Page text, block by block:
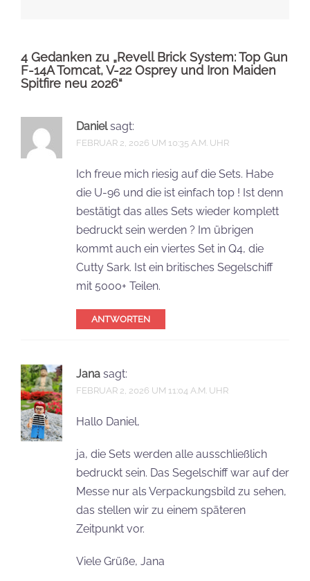
4 Gedanken zu „Revell Brick System: Top Gun
F-14A Tomcat, V-22 Osprey und Iron Maiden
Spitfire neu 2026“
Daniel sagt:
FEBRUAR 2, 2026 UM 10:35 A.M. UHR
Ich freue mich riesig auf die Sets. Habe
die U-96 und die ist einfach top ! Ist denn
bestätigt das alles Sets wieder komplett
bedruckt sein werden ? Im übrigen
kommt auch ein viertes Set in Q4, die
Cutty Sark. Ist ein britisches Segelschiff
mit 5000+ Teilen.
ANTWORTEN
Jana sagt:
FEBRUAR 2, 2026 UM 11:04 A.M. UHR
Hallo Daniel,
ja, die Sets werden alle ausschließlich
bedruckt sein. Das Segelschiff war auf der
Messe nur als Verpackungsbild zu sehen,
das stellen wir zu einem späteren
Zeitpunkt vor.
Viele Grüße, Jana